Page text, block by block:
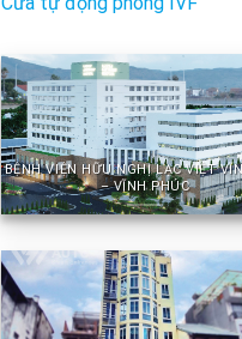
BỆNH VIỆN HỮU NGHỊ LẠC VIỆT
– VĨNH PHÚC